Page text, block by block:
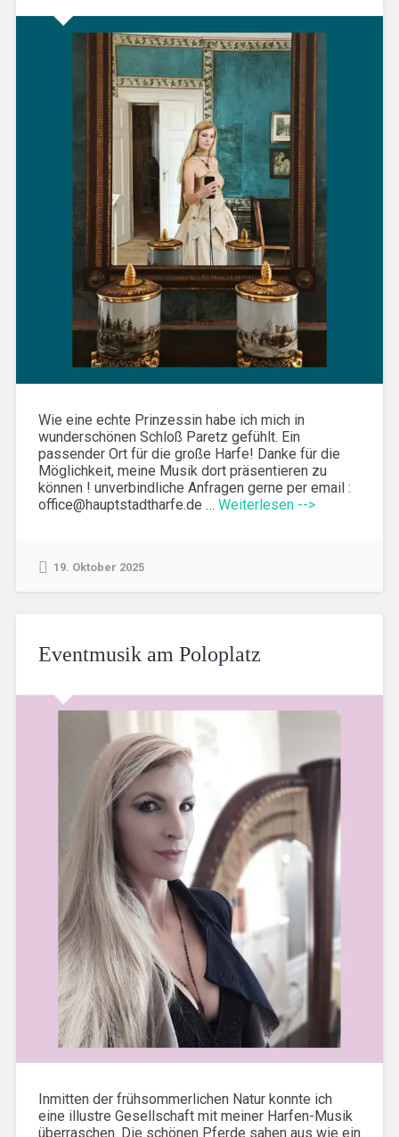
Wie eine echte Prinzessin habe ich mich in
wunderschönen Schloß Paretz gefühlt. Ein
passender Ort für die große Harfe! Danke für die
Möglichkeit, meine Musik dort präsentieren zu
können ! unverbindliche Anfragen gerne per email :
office@hauptstadtharfe.de … Weiterlesen -->
19. Oktober 2025
Eventmusik am Poloplatz
Inmitten der frühsommerlichen Natur konnte ich
eine illustre Gesellschaft mit meiner Harfen-Musik
überraschen. Die schönen Pferde sahen aus wie ein